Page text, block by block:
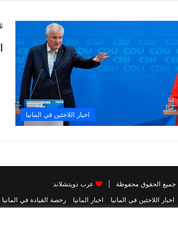
اخبار اللاجئين في المانيا
عرب دويتشلاند
اخبار اللاجئين في المانيا اخبار المانيا رخصة القيادة في المانيا